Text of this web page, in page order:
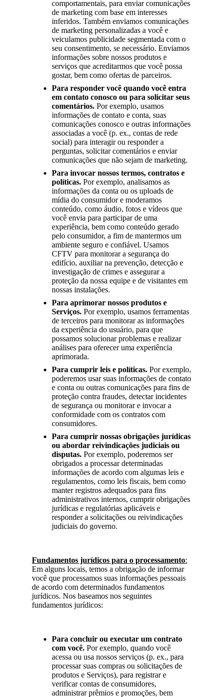
comportamentais, para enviar comunicações
de marketing com base em interesses
inferidos. Também enviamos comunicações
de marketing personalizadas a você e
veiculamos publicidade segmentada com o
seu consentimento, se necessário. Enviamos
informações sobre nossos produtos e
serviços que acreditarmos que você possa
gostar, bem como ofertas de parceiros.
Para responder você quando você entra
em contato conosco ou para solicitar seus
comentários. Por exemplo, usamos
informações de contato e conta, suas
comunicações conosco e outras informações
associadas a você (p. ex., contas de rede
social) para interagir ou responder a
perguntas, solicitar comentários e enviar
comunicações que não sejam de marketing.
Para invocar nossos termos, contratos e
políticas. Por exemplo, analisamos as
informações da conta ou os uploads de
mídia do consumidor e moderamos
conteúdo, como áudio, fotos e vídeos que
você envia para participar de uma
experiência, bem como conteúdo gerado
pelo consumidor, a fim de mantermos um
ambiente seguro e confiável. Usamos
CFTV para monitorar a segurança do
edifício, auxiliar na prevenção, detecção e
investigação de crimes e assegurar a
proteção da nossa equipe e de visitantes em
nossas instalações.
Para aprimorar nossos produtos e
Serviços. Por exemplo, usamos ferramentas
de terceiros para monitorar as informações
da experiência do usuário, para que
possamos solucionar problemas e realizar
análises para oferecer uma experiência
aprimorada.
Para cumprir leis e políticas. Por exemplo,
poderemos usar suas informações de contato
e conta ou outras comunicações para fins de
proteção contra fraudes, detectar incidentes
de segurança ou monitorar e invocar a
conformidade com os contratos com
consumidores.
Para cumprir nossas obrigações jurídicas
ou abordar reivindicações judiciais ou
disputas. Por exemplo, poderemos ser
obrigados a processar determinadas
informações de acordo com algumas leis e
regulamentos, como leis fiscais, bem como
manter registros adequados para fins
administrativos internos, cumprir obrigações
jurídicas e regulatórias aplicáveis e
responder a solicitações ou reivindicações
judiciais do governo.
Fundamentos jurídicos para o processamento:
Em alguns locais, temos a obrigação de informar
você que processamos suas informações pessoais
de acordo com determinados fundamentos
jurídicos. Nos baseamos nos seguintes
fundamentos jurídicos:
Para concluir ou executar um contrato
com você. Por exemplo, quando você
acessa ou usa nossos serviços (p. ex., para
processar suas compras ou solicitações de
produtos e Serviços), para registrar e
verificar contas de consumidores,
administrar prêmios e promoções, bem